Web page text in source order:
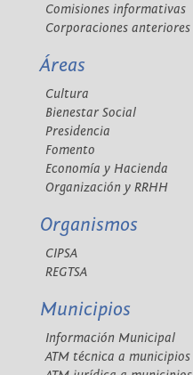
Comisiones informativas
Corporaciones anteriores
Áreas
Cultura
Bienestar Social
Presidencia
Fomento
Economía y Hacienda
Organización y RRHH
Organismos
CIPSA
REGTSA
Municipios
Información Municipal
ATM técnica a municipios